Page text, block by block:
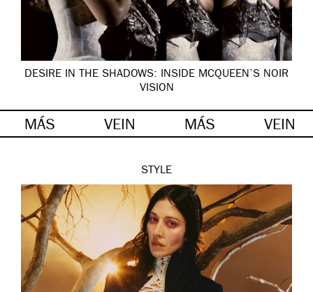
DESIRE IN THE SHADOWS: INSIDE MCQUEEN’S NOIR
VISION
MÁS VEIN MÁS VEIN
STYLE